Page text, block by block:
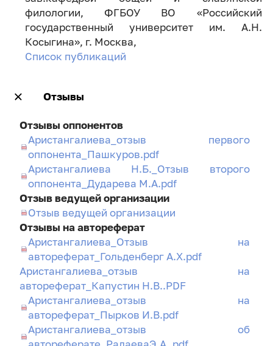
филологии, ФГБОУ ВО «Российский
государственный университет им. А.Н.
Косыгина», г. Москва,
Список публикаций
Отзывы
Отзывы оппонентов
Аристангалиева_отзыв первого
оппонента_Пашкуров.pdf
Аристангалиева Н.Б._Отзыв второго
оппонента_Дударева М.А.pdf
Отзыв ведущей организации
Отзыв ведущей организации
Отзывы на автореферат
Аристангалиева_Отзыв на
автореферат_Гольденберг А.Х.pdf
Аристангалиева_отзыв на
автореферат_Капустин Н.В..PDF
Аристангалиева_отзыв на
автореферат_Пырков И.В.pdf
Аристангалиева_отзыв об